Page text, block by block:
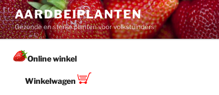
Ga
naar
de
inhoud
AARDBEIPLANTEN
Gezonde en sterke planten voor volkstuinders
Online winkel
Winkelwagen